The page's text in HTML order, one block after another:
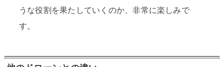
うな役割を果たしていくのか、非常に楽しみで
す。